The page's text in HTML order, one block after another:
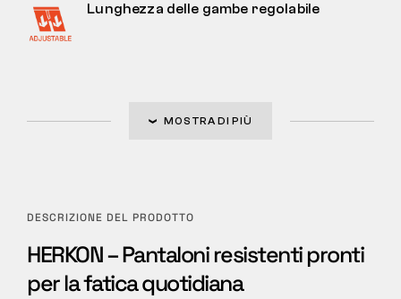
Lunghezza delle gambe regolabile
MOSTRA DI PIÙ
DESCRIZIONE DEL PRODOTTO
HERKON – Pantaloni resistenti pronti
per la fatica quotidiana